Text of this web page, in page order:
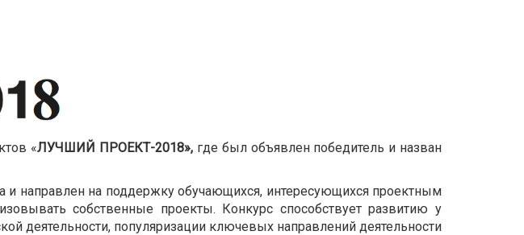
«ЛУЧШИЙ ПРОЕКТ-2018», где был объявлен победитель и назван
и направлен на поддержку обучающихся, интересующихся проектным
собственные проекты. Конкурс способствует развитию у
деятельности, популяризации ключевых направлений деятельности